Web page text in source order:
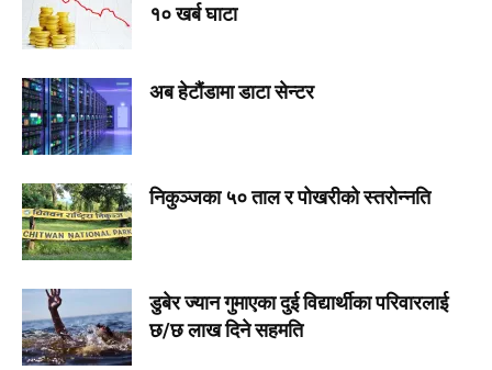
१० खर्ब घाटा
अब हेटौंडामा डाटा सेन्टर
निकुञ्जका ५० ताल र पोखरीको स्तरोन्नति
डुबेर ज्यान गुमाएका दुई विद्यार्थीका परिवारलाई
छ/छ लाख दिने सहमति